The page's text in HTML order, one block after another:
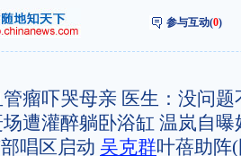
参与互动(0)
管瘤吓哭母亲 医生：没问题
遭灌醉躺卧浴缸 温岚自曝
唱区启动 吴克群叶蓓助阵